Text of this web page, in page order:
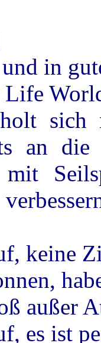
in
sich
an
keine
außer
es ist